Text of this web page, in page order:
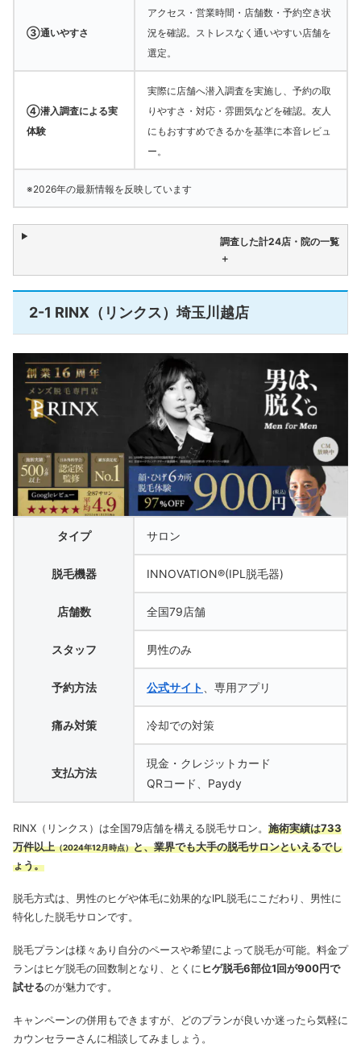
③通いやすさ
アクセス・営業時間・店舗数・予約空き状
況を確認。ストレスなく通いやすい店舗を
選定。
④潜入調査による実
体験
実際に店舗へ潜入調査を実施し、予約の取
りやすさ・対応・雰囲気などを確認。友人
にもおすすめできるかを基準に本音レビュ
ー。
※2026年の最新情報を反映しています
調査した計24店・院の一覧
＋
2-1 RINX（リンクス）埼玉川越店
タイプ サロン
脱毛機器 INNOVATION®(IPL脱毛器)
店舗数 全国79店舗
スタッフ 男性のみ
予約方法 公式サイト 、専用アプリ
痛み対策 冷却での対策
支払方法
現金・クレジットカード
QRコード、Paydy
RINX（リンクス）は全国79店舗を構える脱毛サロン。 施術実績は733
万件以上（2024年12月時点）と、業界でも大手の脱毛サロンといえるでし
ょう。
脱毛方式は、男性のヒゲや体毛に効果的なIPL脱毛にこだわり、男性に
特化した脱毛サロンです。
脱毛プランは様々あり自分のペースや希望によって脱毛が可能。料金プ
ランはヒゲ脱毛の回数制となり、とくに ヒゲ脱毛6部位1回が900円で
試せるのが魅力です。
キャンペーンの併用もできますが、どのプランが良いか迷ったら気軽に
カウンセラーさんに相談してみましょう。